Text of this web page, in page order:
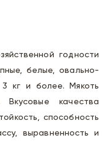
годности
белые, овально-
3 кг и более. Мякоть
качества
способность
выравненность и